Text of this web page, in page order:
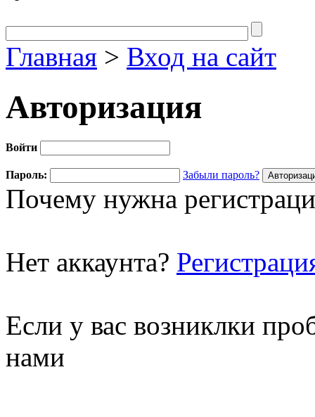
Главная > Вход на сайт
Авторизация
Войти
Пароль: Забыли пароль?
Почему нужна
Нет аккаунта?
Если у вас возниклки
нами